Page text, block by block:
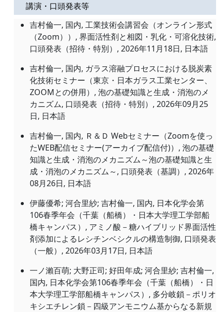
講演・口頭発表等
吉村倫一, 国内, 工業技術会講習会（オンライン形式
（Zoom））, 界面活性剤と相図・乳化・可溶化技術,
口頭発表（招待・特別）, 2026年11月18日, 日本語
吉村倫一, 国内, ガラス溶融プロセスにおける脱炭素
化技術セミナー（東京・日本ガラス工業センター、
ZOOMとの併用）, 泡の基礎知識と生成・消泡のメ
カニズム, 口頭発表（招待・特別）, 2026年09月25
日, 日本語
吉村倫一, 国内, Ｒ＆Ｄ Webセミナー（Zoomを使っ
たWEB配信セミナー(アーカイブ配信付)）, 泡の基礎
知識と生成・消泡のメカニズム～泡の基礎知識と生
成・消泡のメカニズム～, 口頭発表（基調）, 2026年
08月26日, 日本語
伊藤優希; 河合里紗; 吉村倫一, 国内, 日本化学会第
106春季年会（千葉（船橋）・日本大学理工学部船
橋キャンパス）, アミノ酸－糖ハイブリッド界面活性
剤添加によるレシチンベシクルの構造制御, 口頭発表
（一般）, 2026年03月17日, 日本語
一ノ瀨百萌; 大野正司; 好田年成; 河合里紗; 吉村倫一,
国内, 日本化学会第106春季年会（千葉（船橋）・日
本大学理工学部船橋キャンパス）, 多分岐鎖－ポリオ
キシエチレン鎖－四級アンモニウム基からなる新規